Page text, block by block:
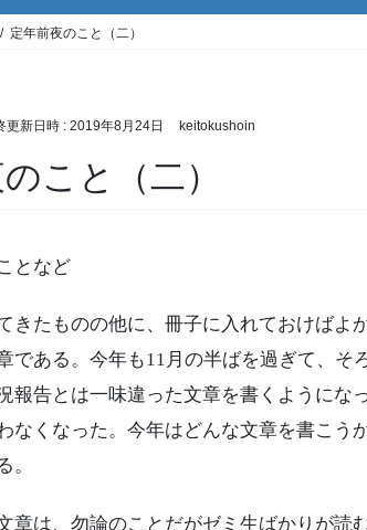
定年前夜のこと（二）
更新日時 : 2019年8月24日 keitokushoin
こと（二）
となど
きたものの他に、冊子に入れておけばよ
である。今年も11月の半ばを過ぎて、そ
報告とは一味違った文章を書くようにな
なくなった。今年はどんな文章を書こう
。
章は、勿論のことだがゼミ生ばかりが読